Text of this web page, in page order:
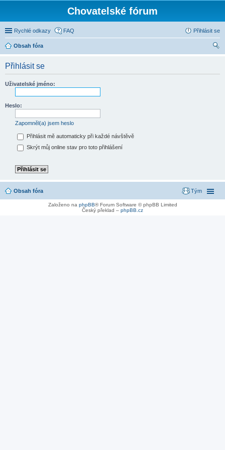
Chovatelské fórum
Rychlé odkazy FAQ Přihlásit se
Obsah fóra
Přihlásit se
Uživatelské jméno:
Heslo:
Zapomněl(a) jsem heslo
Přihlásit mě automaticky při každé návštěvě
Skrýt můj online stav pro toto přihlášení
Obsah fóra Tým
Založeno na phpBB® Forum Software © phpBB Limited
Český překlad – phpBB.cz